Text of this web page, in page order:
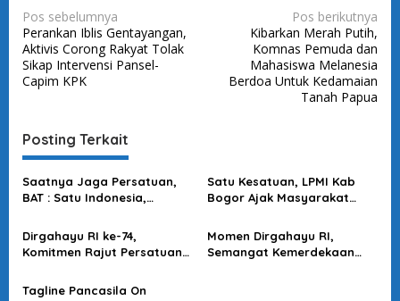
N
a
v
i
a
s
i
o
s
Pos sebelumnya
Perankan Iblis Gentayangan,
Aktivis Corong Rakyat Tolak
Sikap Intervensi Pansel-
Capim KPK
Pos berikutnya
Kibarkan Merah Putih,
Komnas Pemuda dan
Mahasiswa Melanesia
Berdoa Untuk Kedamaian
Tanah Papua
Posting Terkait
Saatnya Jaga Persatuan,
BAT : Satu Indonesia,
Merauke
Satu Kesatuan, LPMI Kab
Bogor Ajak Masyarakat
Persatuan Bangsa
Dirgahayu RI ke-74,
Komitmen Rajut Persatuan
Momen Dirgahayu RI,
Semangat Kemerdekaan
Tagline Pancasila On